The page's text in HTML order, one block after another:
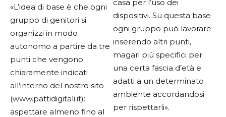
«L’idea di base è che ogni
gruppo di genitori si
organizzi in modo
autonomo a partire da tre
punti che vengono
chiaramente indicati
all’interno del nostro sito
(www.pattidigitali.it):
aspettare almeno fino al
casa per l’uso dei
dispositivi. Su questa base
ogni gruppo può lavorare
inserendo altri punti,
magari più specifici per
una certa fascia d’età e
adatti a un determinato
ambiente accordandosi
per rispettarli».